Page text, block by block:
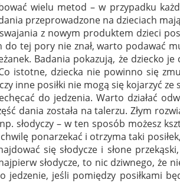
wielu metod – w przypadku
przeprowadzone na dzieciach
z nowym produktem dzieci
tej pory nie znał, warto podawać
Badania pokazują, że dziecko je
istotne, dziecka nie powinno się
inne posiłki nie mogą się kojarzyć ze
do jedzenia. Warto działać
dania została na talerzu. Złym
słodyczy – w ten sposób możesz
ponarzekać i otrzyma taki
się słodycze i słone
słodycze, to nic dziwnego, że
jeśli pomiędzy posiłkami